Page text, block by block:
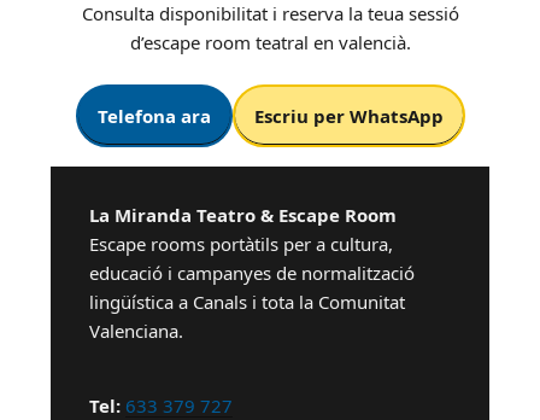
Consulta disponibilitat i reserva la teua sessió
d’escape room teatral en valencià.
Telefona ara Escriu per WhatsApp
La Miranda Teatro & Escape Room
Escape rooms portàtils per a cultura,
educació i campanyes de normalització
lingüística a Canals i tota la Comunitat
Valenciana.
Tel: 633 379 727